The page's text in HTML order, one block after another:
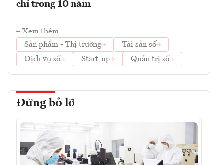
chỉ trong 10 năm
Xem thêm
Sản phẩm - Thị trường
Tài sản số
Dịch vụ số
Start-up Quản trị số
Đừng bỏ lỡ